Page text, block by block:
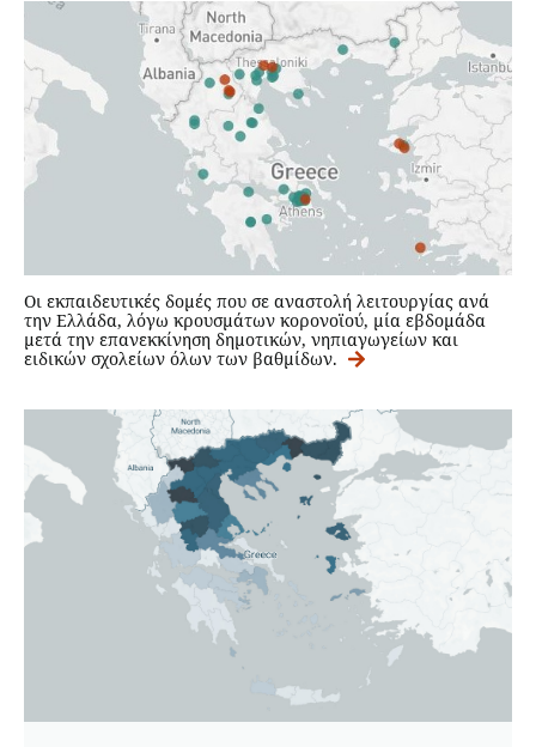
Οι εκπαιδευτικές δομές που σε αναστολή λειτουργίας ανά
την Ελλάδα, λόγω κρουσμάτων κορονοϊού, μία εβδομάδα
μετά την επανεκκίνηση δημοτικών, νηπιαγωγείων και
ειδικών σχολείων όλων των βαθμίδων.